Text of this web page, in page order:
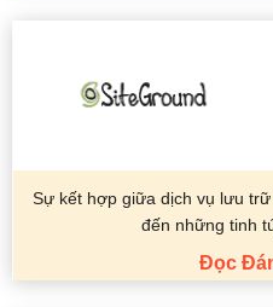
Sự kết hợp giữa dịch vụ lưu
đến những tinh
Đọc